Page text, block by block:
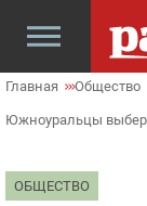
Главная Общество
Южноуральцы
ОБЩЕСТВО